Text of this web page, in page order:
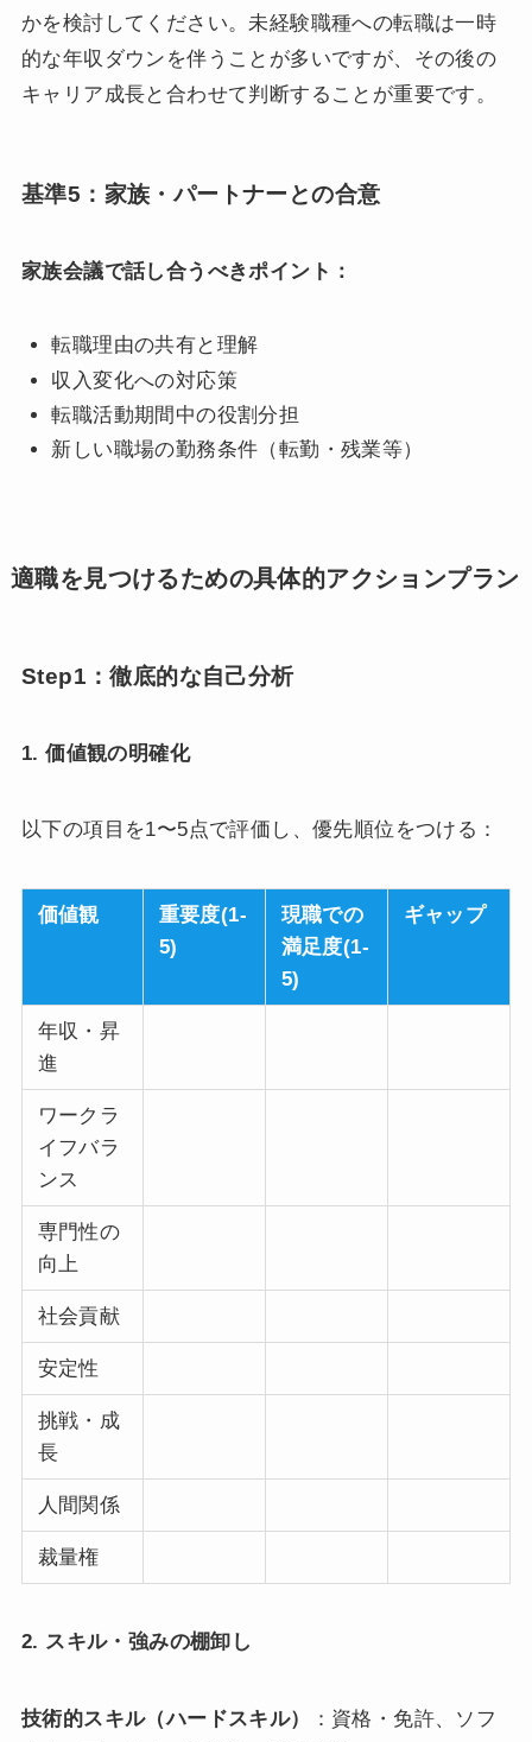
かを検討してください。未経験職種への転職は一時
的な年収ダウンを伴うことが多いですが、その後の
キャリア成長と合わせて判断することが重要です。
基準5：家族・パートナーとの合意
家族会議で話し合うべきポイント：
転職理由の共有と理解
収入変化への対応策
転職活動期間中の役割分担
新しい職場の勤務条件（転勤・残業等）
適職を見つけるための具体的アクションプラン
Step1：徹底的な自己分析
1. 価値観の明確化
以下の項目を1〜5点で評価し、優先順位をつける：
価値観
重要度(1-
5)
現職での
満足度(1-
5)
ギャップ
年収・昇
進
ワークラ
イフバラ
ンス
専門性の
向上
社会貢献
安定性
挑戦・成
長
人間関係
裁量権
2. スキル・強みの棚卸し
技術的スキル（ハードスキル）
：資格・免許、ソフ